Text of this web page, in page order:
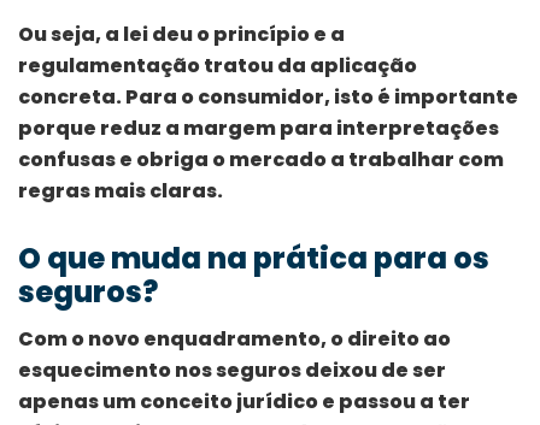
Ou seja, a lei deu o princípio e a
regulamentação tratou da aplicação
concreta. Para o consumidor, isto é importante
porque reduz a margem para interpretações
confusas e obriga o mercado a trabalhar com
regras mais claras.
O que muda na prática para os
seguros?
Com o novo enquadramento, o direito ao
esquecimento nos seguros deixou de ser
apenas um conceito jurídico e passou a ter